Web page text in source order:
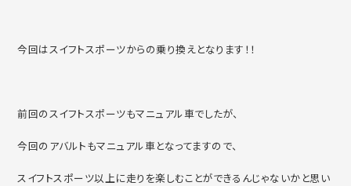
今回はスイフトスポーツからの乗り換えとなります！！
前回のスイフトスポーツもマニュアル車でしたが、
今回のアバルトもマニュアル車となってますので、
スイフトスポーツ以上に走りを楽しむことができるんじゃないかと思い